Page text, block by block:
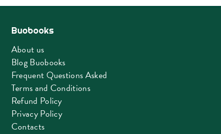
Buobooks
About us
Blog Buobooks
Frequent Questions Asked
Terms and Conditions
Refund Policy
Privacy Policy
Contacts